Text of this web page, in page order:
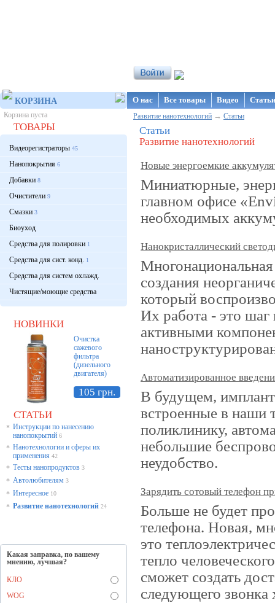
КОРЗИНА
Корзина пуста
ТОВАРЫ
Видеорегистраторы 45
Нанопокрытия 6
Добавки 8
Очистители 9
Смазки 3
Биоуход
Средства для полировки 1
Средства для сист. конд. 1
Средства для систем охлажд.
Чистящие/моющие средства
НОВИНКИ
Очистка
сажевого
фильтра
(дизельного
двигателя)
105 грн.
СТАТЬИ
* Инструкции по нанесению
нанопокрытий 6
* Нанотехнологии и сферы их
применения 42
* Тесты нанопродуктов 3
* Автолюбителям 3
* Интересное 10
* Развитие нанотехнологий 24
Какая заправка, по вашему
мнению, лучшая?
КЛО
WOG
О нас Все товары Видео
Развитие нанотехнологий → Статьи
Статьи
Развитие нанотехнологий
Новые энергоемкие
Миниатюрные,
главном офисе
необходимых
Нанокристаллический
создания
который
Их работа - это шаг
активными
Автоматизированное
В будущем,
встроенные в наши
поликлинику,
небольшие
неудобство.
Зарядить сотовый телефон
Больше не будет
телефона. Новая,
это
тепло
сможет создать
следующего звонка